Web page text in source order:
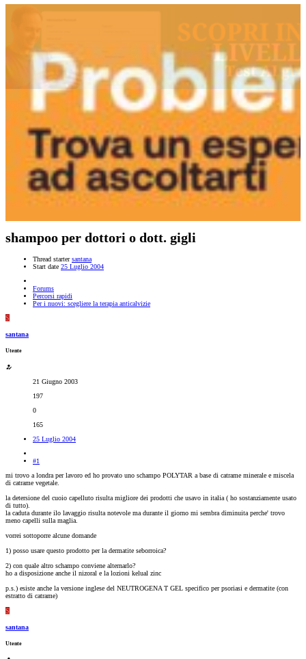
shampoo per dottori o dott. gigli
Thread starter santana
Start date 25 Luglio 2004
Forums
Percorsi rapidi
Per i nuovi: scegliere la terapia anticalvizie
S
santana
Utente
21 Giugno 2003
197
0
165
25 Luglio 2004
#1
mi trovo a londra per lavoro ed ho provato uno schampo POLYTAR a base di catrame minerale e miscela
di catrame vegetale.
la detersione del cuoio capelluto risulta migliore dei prodotti che usavo in italia ( ho sostanziamente usato
di tutto).
la caduta durante ilo lavaggio risulta notevole ma durante il giorno mi sembra diminuita perche' trovo
meno capelli sulla maglia.
vorrei sottoporre alcune domande
1) posso usare questo prodotto per la dermatite seborroica?
2) con quale altro schampo conviene alternarlo?
ho a disposizione anche il nizoral e la lozioni kelual zinc
p.s.) esiste anche la versione inglese del NEUTROGENA T GEL specifico per psoriasi e dermatite (con
estratto di catrame)
S
santana
Utente